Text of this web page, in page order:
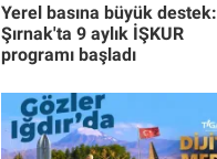
Yerel basına büyük destek:
Şırnak'ta 9 aylık İŞKUR
programı başladı